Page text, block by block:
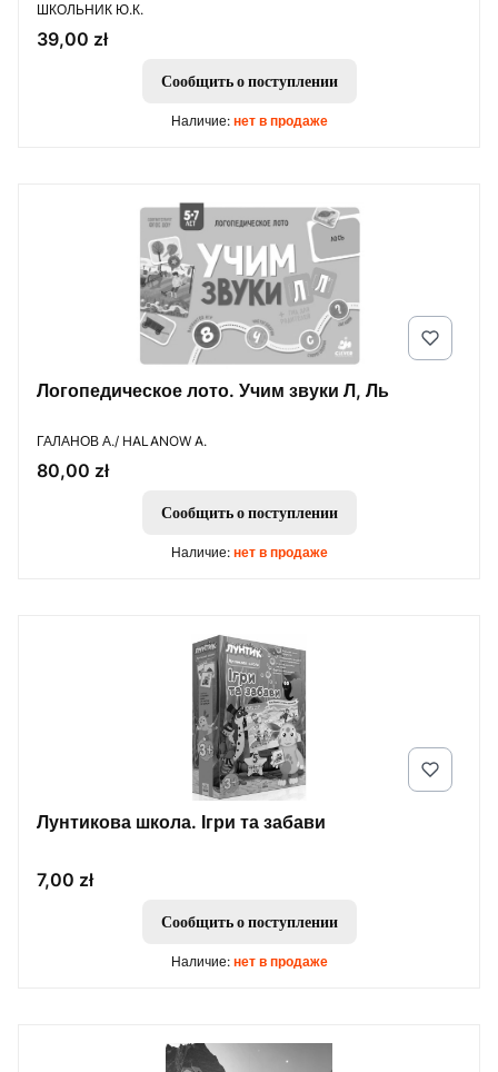
ПРОИЗВОДИТЕЛЬ
ШКОЛЬНИК Ю.К.
Цена
39,00 zł
Сообщить о поступлении
Наличие: нет в продаже
Логопедическое лото. Учим звуки Л, Ль
ПРОИЗВОДИТЕЛЬ
ГАЛАНОВ А./ HALANOW A.
Цена
80,00 zł
Сообщить о поступлении
Наличие: нет в продаже
Лунтикова школа. Ігри та забави
Цена
7,00 zł
Сообщить о поступлении
Наличие: нет в продаже